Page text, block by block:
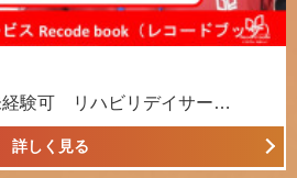
験可 リハビリデイサー…
詳しく見る